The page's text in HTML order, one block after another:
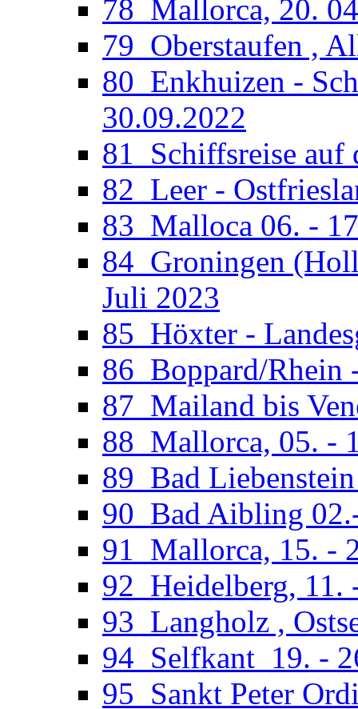
78_Mallorca, 20.
79_Oberstaufen ,
80_Enkhuizen -
30.09.2022
81_Schiffsreise auf
82_Leer -
83_Malloca 06. -
84_Groningen
Juli 2023
85_Höxter -
86_Boppard/Rhein
87_Mailand bis
88_Mallorca, 05. -
89_Bad
90_Bad Aibling
91_Mallorca, 15. -
92_Heidelberg, 11.
93_Langholz ,
94_Selfkant_19. -
95_Sankt Peter